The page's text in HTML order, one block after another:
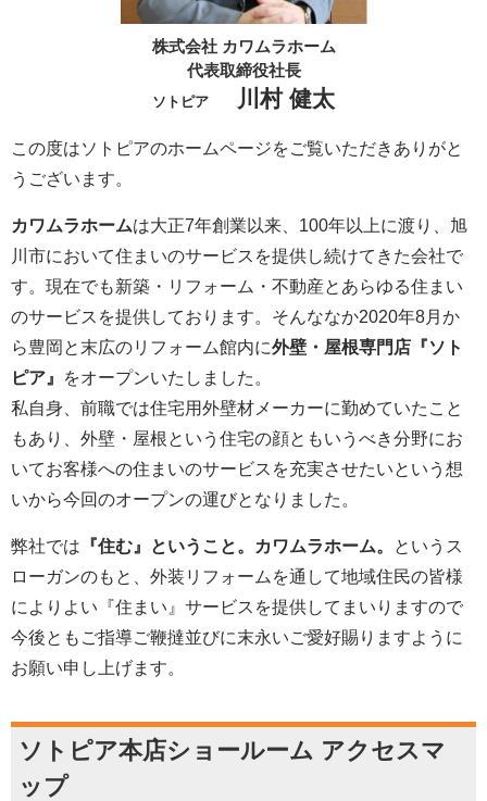
株式会社 カワムラホーム
代表取締役社長
ソトピア 川村 健太
この度はソトピアのホームページをご覧いただきありがと
うございます。
カワムラホームは大正7年創業以来、100年以上に渡り、旭
川市において住まいのサービスを提供し続けてきた会社で
す。現在でも新築・リフォーム・不動産とあらゆる住まい
のサービスを提供しております。そんななか2020年8月か
ら豊岡と末広のリフォーム館内に外壁・屋根専門店『ソト
ピア』
をオープンいたしました。
私自身、前職では住宅用外壁材メーカーに勤めていたこと
もあり、外壁・屋根という住宅の顔ともいうべき分野にお
いてお客様への住まいのサービスを充実させたいという想
いから今回のオープンの運びとなりました。
弊社では 『住む』ということ。カワムラホーム。
というス
ローガンのもと、外装リフォームを通して地域住民の皆様
によりよい『住まい』サービスを提供してまいりますので
今後ともご指導ご鞭撻並びに末永いご愛好賜りますように
お願い申し上げます。
ソトピア本店ショールーム アクセスマ
ップ